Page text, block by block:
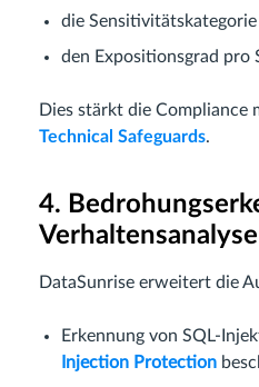
die
den Expositionsgrad pro
Dies stärkt die Compliance
Technical Safeguards.
4.
Verhaltensanalyse
DataSunrise erweitert die
Erkennung von SQL-
Injection Protection